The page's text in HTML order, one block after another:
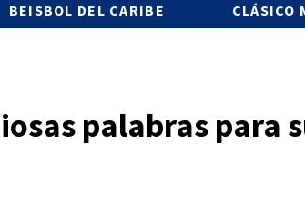
palabras para
BEISBOL DEL CARIBE CLÁSICO